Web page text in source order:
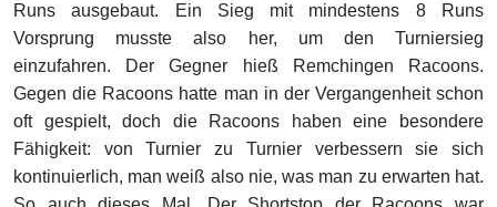
Runs ausgebaut. Ein Sieg mit mindestens 8 Runs
Vorsprung musste also her, um den Turniersieg
einzufahren. Der Gegner hieß Remchingen Racoons.
Gegen die Racoons hatte man in der Vergangenheit schon
oft gespielt, doch die Racoons haben eine besondere
Fähigkeit: von Turnier zu Turnier verbessern sie sich
kontinuierlich, man weiß also nie, was man zu erwarten hat.